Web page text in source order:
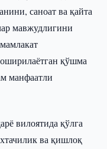
саноат ва қайта
мавжудлигини
қўшма
манфаатли
вилоятида қўлга
ва қишлоқ